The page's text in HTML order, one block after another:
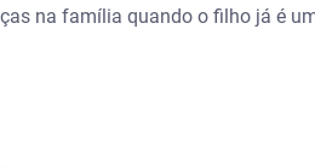
na família quando o filho já é